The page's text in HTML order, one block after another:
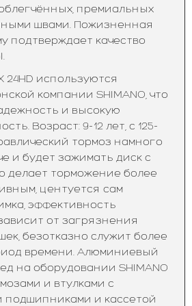
премиальных
швами. Пожизненная
подтверждает качество
24HD используются
компании SHIMANO, что
и высокую
Возраст: 9-12 лет, с 125-
тормоз намного
и будет зажимать диск с
делает торможение более
центуется сам
эффективность
от загрязнения
безотказно служит более
времени. Алюминиевый
на оборудовании SHIMANO
и втулками с
и кассетой